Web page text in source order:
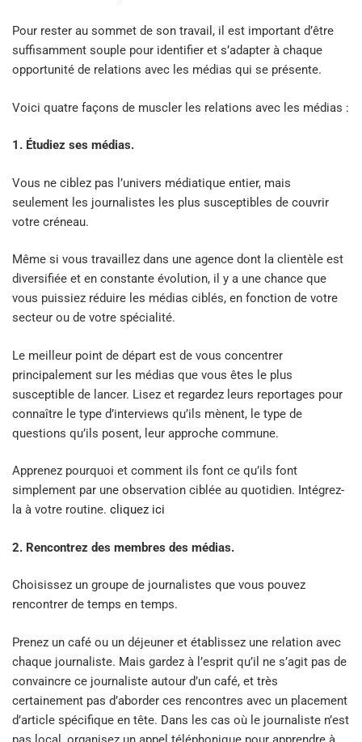
Pour rester au sommet de son travail, il est important d’être
suffisamment souple pour identifier et s’adapter à chaque
opportunité de relations avec les médias qui se présente.
Voici quatre façons de muscler les relations avec les médias :
1. Étudiez ses médias.
Vous ne ciblez pas l’univers médiatique entier, mais
seulement les journalistes les plus susceptibles de couvrir
votre créneau.
Même si vous travaillez dans une agence dont la clientèle est
diversifiée et en constante évolution, il y a une chance que
vous puissiez réduire les médias ciblés, en fonction de votre
secteur ou de votre spécialité.
Le meilleur point de départ est de vous concentrer
principalement sur les médias que vous êtes le plus
susceptible de lancer. Lisez et regardez leurs reportages pour
connaître le type d’interviews qu’ils mènent, le type de
questions qu’ils posent, leur approche commune.
Apprenez pourquoi et comment ils font ce qu’ils font
simplement par une observation ciblée au quotidien. Intégrez-
la à votre routine. cliquez ici
2. Rencontrez des membres des médias.
Choisissez un groupe de journalistes que vous pouvez
rencontrer de temps en temps.
Prenez un café ou un déjeuner et établissez une relation avec
chaque journaliste. Mais gardez à l’esprit qu’il ne s’agit pas de
convaincre ce journaliste autour d’un café, et très
certainement pas d’aborder ces rencontres avec un placement
d’article spécifique en tête. Dans les cas où le journaliste n’est